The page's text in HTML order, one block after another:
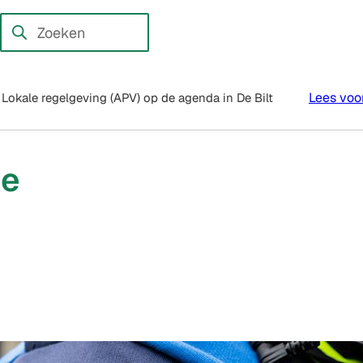
externe website)
Zoeken
Wanneer
kun
hierdoor
te
Lokale regelgeving (APV) op de agenda in De Bilt Lees